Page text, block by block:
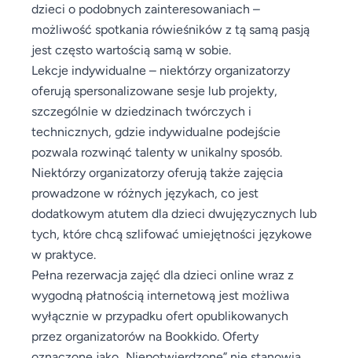
dzieci o podobnych zainteresowaniach –
możliwość spotkania rówieśników z tą samą pasją
jest często wartością samą w sobie.
Lekcje indywidualne – niektórzy organizatorzy
oferują spersonalizowane sesje lub projekty,
szczególnie w dziedzinach twórczych i
technicznych, gdzie indywidualne podejście
pozwala rozwinąć talenty w unikalny sposób.
Niektórzy organizatorzy oferują także zajęcia
prowadzone w różnych językach, co jest
dodatkowym atutem dla dzieci dwujęzycznych lub
tych, które chcą szlifować umiejętności językowe
w praktyce.
Pełna rezerwacja zajęć dla dzieci online wraz z
wygodną płatnością internetową jest możliwa
wyłącznie w przypadku ofert opublikowanych
przez organizatorów na Bookkido. Oferty